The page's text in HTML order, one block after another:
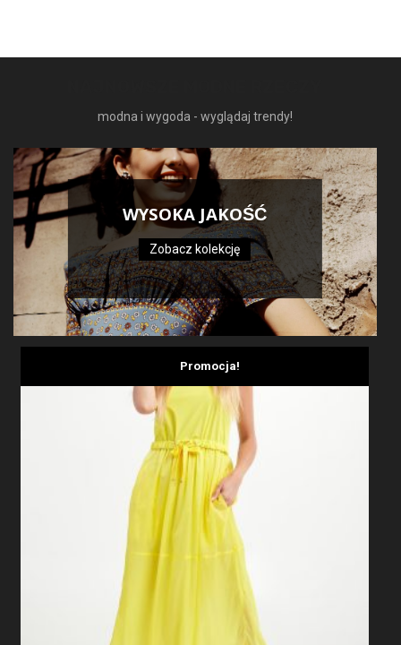
modna i wygoda - wyglądaj trendy!
WYSOKA JAKOŚĆ
Zobacz kolekcję
Promocja!